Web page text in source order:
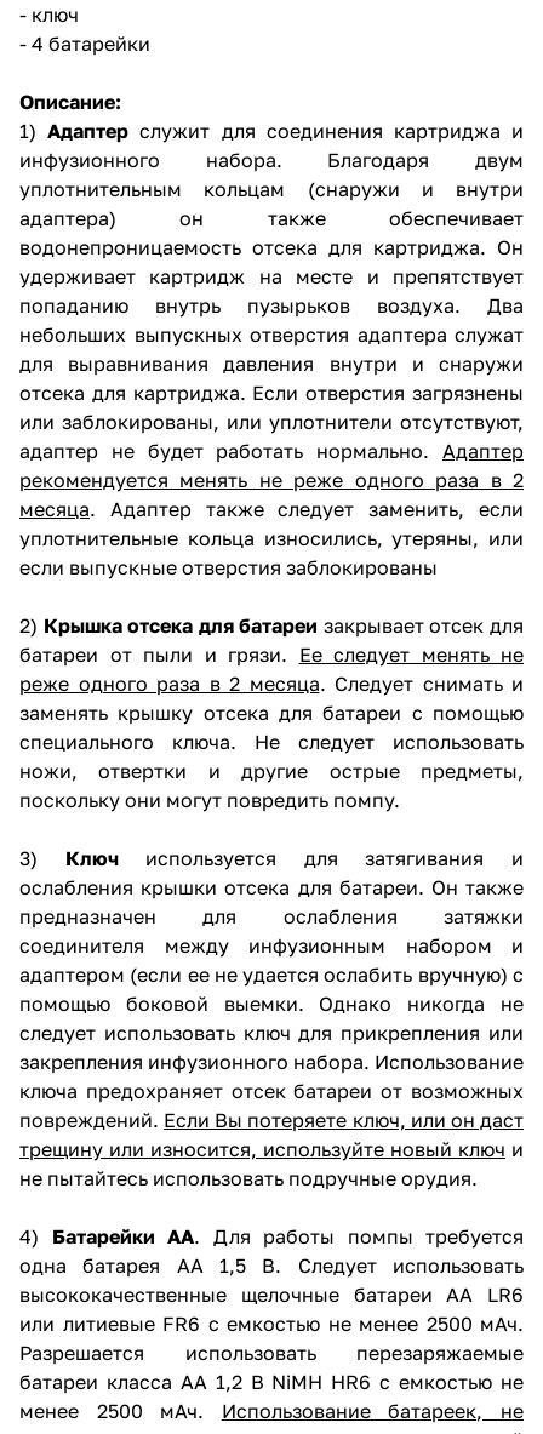
- ключ
- 4 батарейки
Описание:
1)Адаптер служит для соединения картриджа и
инфузионного набора. Благодаря двум
уплотнительным кольцам (снаружи и внутри
адаптера) он также обеспечивает
водонепроницаемость отсека для картриджа. Он
удерживает картридж на месте и препятствует
попаданию внутрь пузырьков воздуха. Два
небольших выпускных отверстия адаптера служат
для выравнивания давления внутри и снаружи
отсека для картриджа. Если отверстия загрязнены
или заблокированы, или уплотнители отсутствуют,
адаптер не будет работать нормально. Адаптер
рекомендуется менять не реже одного раза в 2
месяца. Адаптер также следует заменить, если
уплотнительные кольца износились, утеряны, или
если выпускные отверстия заблокированы
2) Крышка отсека для батареи закрывает отсек для
батареи от пыли и грязи. Ее следует менять не
реже одного раза в 2 месяца. Следует снимать и
заменять крышку отсека для батареи с помощью
специального ключа. Не следует использовать
ножи, отвертки и другие острые предметы,
поскольку они могут повредить помпу.
3) Ключиспользуется для затягивания и
ослабления крышки отсека для батареи. Он также
предназначен для ослабления затяжки
соединителя между инфузионным набором и
адаптером (если ее не удается ослабить вручную) с
помощью боковой выемки. Однако никогда не
следует использовать ключ для прикрепления или
закрепления инфузионного набора. Использование
ключа предохраняет отсек батареи от возможных
повреждений. Если Вы потеряете ключ, или он даст
трещину или износится, используйте новый ключ и
не пытайтесь использовать подручные орудия.
4) Батарейки АА. Для работы помпы требуется
одна батарея AA 1,5 В. Следует использовать
высококачественные щелочные батареи АА LR6
или литиевые FR6 с емкостью не менее 2500 мАч.
Разрешается использовать перезаряжаемые
батареи класса АА 1,2 В NiMH HR6 с емкостью не
менее 2500 мАч. Использование батареек, не